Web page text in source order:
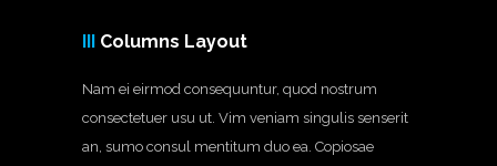
III Columns Layout
Nam ei eirmod consequuntur, quod nostrum
consectetuer usu ut. Vim veniam singulis senserit
an, sumo consul mentitum duo ea. Copiosae